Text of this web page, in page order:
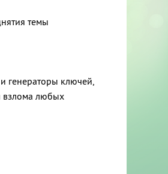
темы
генераторы ключей,
взлома любых